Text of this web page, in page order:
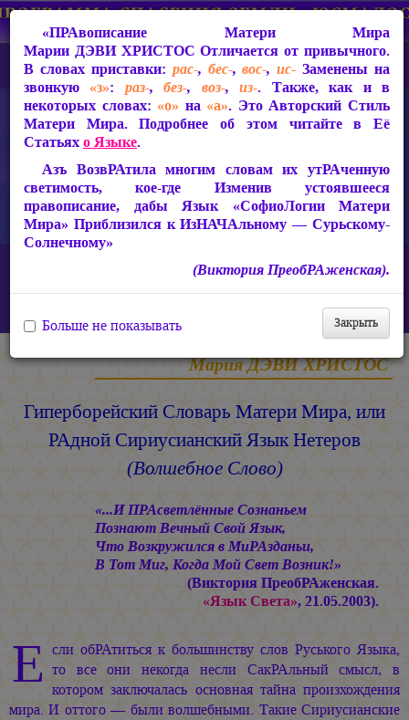
Наука о Свете и Его Трансформации Матери Мира
Гиперборейский Словарь Матери Мира, или РАдной
Сириусианский Язык Нетеров
Мария ДЭВИ ХРИСТОС
Гиперборейский Словарь Матери Мира, или
РАдной Сириусианский Язык Нетеров
(Волшебное Слово)
«...И ПРАсветлённые Сознаньем
Познают Вечный Свой Язык,
Что Возкружился в МиРАзданьи,
В Тот Миг, Когда Мой Свет Возник!»
(Виктория ПреобРАженская.
«Язык Света», 21.05.2003).
Е сли обРАтиться к большинству слов Руського Языка,
то все они некогда несли СакРАльный смысл, в
котором заключалась основная тайна произхождения
мира. И оттого — были волшебными. Такие Сириусианские
«ПРАвописание Матери Мира
Марии ДЭВИ ХРИСТОС Отличается от привычного.
В словах приставки: рас-, бес-,вос-,ис- Заменены на
звонкую «з»: раз-,без-, воз-,из-. Также, как и в
некоторых словах: «о» на «а». Это Авторский Стиль
Матери Мира. Подробнее об этом читайте в Её
Статьяхо Языке.
Азъ ВозвРАтила многим словам их утРАченную
светимость, кое-где Изменив устоявшееся
правописание, дабы Язык «СофиоЛогии Матери
Мира» Приблизился к ИзНАЧАльному — Сурьскому-
Солнечному»
(Виктория ПреобРАженская).
Закрыть
Больше не показывать